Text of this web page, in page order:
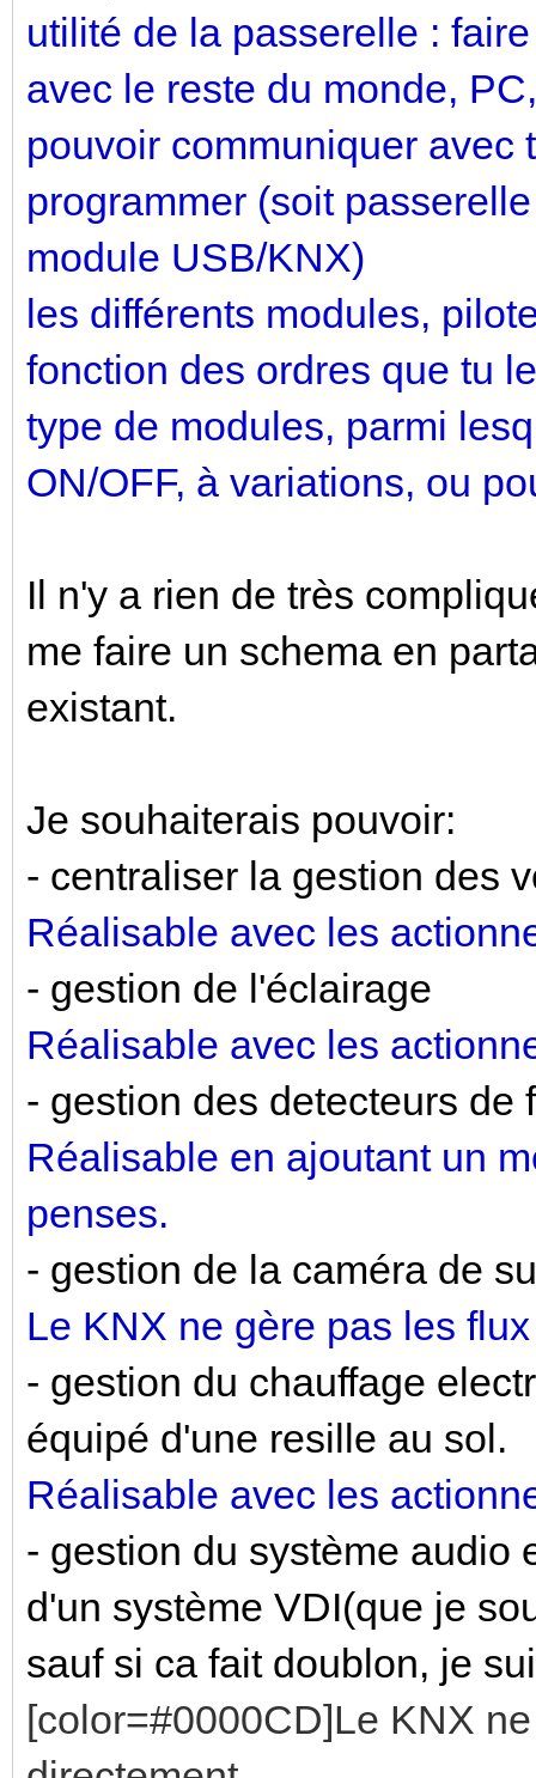
utilité de la passerelle :
avec le reste du monde,
pouvoir communiquer avec
programmer (soit
module USB/KNX)
les différents modules,
fonction des ordres que tu
type de modules, parmi
ON/OFF, à variations, ou
Il n'y a rien de très
me faire un schema en
existant.
Je souhaiterais pouvoir:
- centraliser la gestion des
Réalisable avec les
- gestion de l'éclairage
Réalisable avec les
- gestion des detecteurs de
Réalisable en ajoutant un
penses.
- gestion de la caméra de
Le KNX ne gère pas les
- gestion du chauffage
équipé d'une resille au sol.
Réalisable avec les
- gestion du système audio
d'un système VDI(que je
sauf si ca fait doublon, je
[color=#0000CD]Le KNX